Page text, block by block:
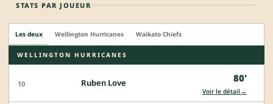
STATS PAR JOUEUR
Les deux Wellington Hurricanes Waikato Chiefs
WELLINGTON HURRICANES
10 Ruben Love 80'
Voir le détail →